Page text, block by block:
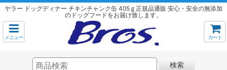
ヤラー ドッグディナー チキンチャンク缶 405ｇ正規品通販 安心・安全の無添加
のドッグフードをお届け致します。
メニュー カート
検索